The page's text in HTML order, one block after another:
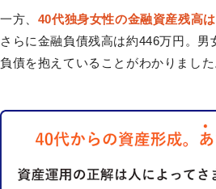
一方、 40代独身女性の金融資産残高
さらに金融負債残高は約446万円。
負債を抱えていることがわかりました